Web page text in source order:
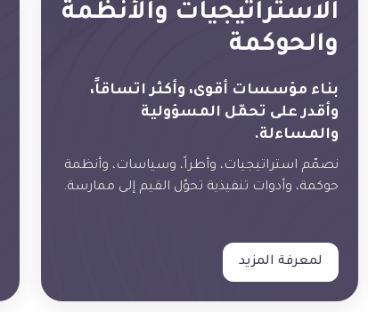
الاستراتيجيات والأنظمة
والحوكمة
بناء مؤسسات أقوى، وأكثر اتساقاً،
وأقدر على تحمّل المسؤولية
والمساءلة.
نصمّم استراتيجيات، وأطراً، وسياسات، وأنظمة
حوكمة، وأدوات تنفيذية تحوّل القيم إلى ممارسة.
لمعرفة المزيد